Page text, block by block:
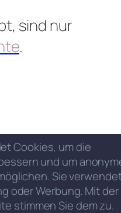
sind nur
.
Cookies, um die
und um
Sie
oder Werbung. Mit der
stimmen Sie dem zu.